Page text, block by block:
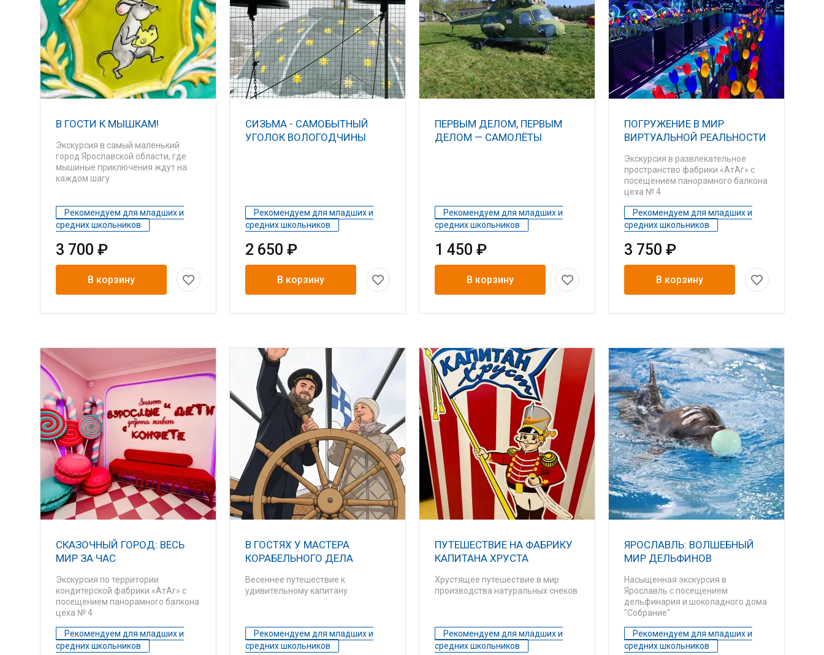
В ГОСТИ К МЫШКАМ!
Экскурсия в самый маленький
город Ярославской области, где
мышиные приключения ждут на
каждом шагу
Рекомендуем для младших и
средних школьников
3 700 ₽
В корзину
СИЗЬМА - САМОБЫТНЫЙ
УГОЛОК ВОЛОГОДЧИНЫ
Рекомендуем для младших и
средних школьников
2 650 ₽
В корзину
ПЕРВЫМ ДЕЛОМ, ПЕРВЫМ
ДЕЛОМ — САМОЛЁТЫ
Рекомендуем для младших и
средних школьников
1 450 ₽
В корзину
ПОГРУЖЕНИЕ В МИР
ВИРТУАЛЬНОЙ РЕАЛЬНОСТИ
Экскурсия в развлекательное
пространство фабрики «АтАг» с
посещением панорамного балкона
цеха № 4
Рекомендуем для младших и
средних школьников
3 750 ₽
В корзину
СКАЗОЧНЫЙ ГОРОД: ВЕСЬ
МИР ЗА ЧАС
Экскурсия по территории
кондитерской фабрики «АтАг» с
посещением панорамного балкона
цеха № 4
Рекомендуем для младших и
средних школьников
В ГОСТЯХ У МАСТЕРА
КОРАБЕЛЬНОГО ДЕЛА
Весеннее путешествие к
удивительному капитану
Рекомендуем для младших и
средних школьников
ПУТЕШЕСТВИЕ НА ФАБРИКУ
КАПИТАНА ХРУСТА
Хрустящее путешествие в мир
производства натуральных снеков
Рекомендуем для младших и
средних школьников
ЯРОСЛАВЛЬ: ВОЛШЕБНЫЙ
МИР ДЕЛЬФИНОВ
Насыщенная экскурсия в
Ярославль с посещением
дельфинария и шоколадного дома
"Собрание"
Рекомендуем для младших и
средних школьников